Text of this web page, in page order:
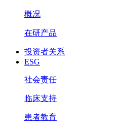
概况
在研产品
投资者关系
ESG
社会责任
临床支持
患者教育